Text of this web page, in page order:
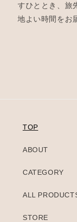
すひととき、旅
地よい時間をお
TOP
ABOUT
CATEGORY
ALL
STORE